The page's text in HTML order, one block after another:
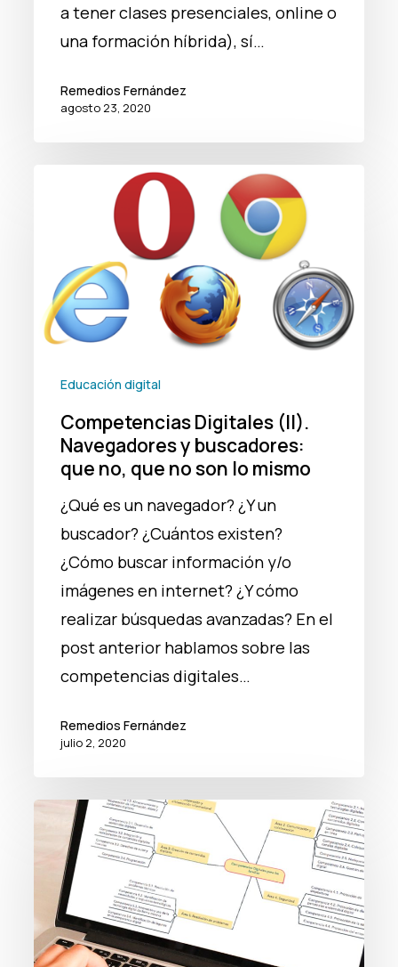
a tener clases presenciales, online o
una formación híbrida), sí…
Remedios Fernández
agosto 23, 2020
Competencias
Navegadores
buscadores:
que
mismo
Educación digital
Competencias Digitales (II).
Navegadores y buscadores:
que no, que no son lo mismo
¿Qué es un navegador? ¿Y un
buscador? ¿Cuántos existen?
¿Cómo buscar información y/o
imágenes en internet? ¿Y cómo
realizar búsquedas avanzadas? En el
post anterior hablamos sobre las
competencias digitales…
Remedios Fernández
julio 2, 2020
Competencias
digitales
¿Qué
son
y